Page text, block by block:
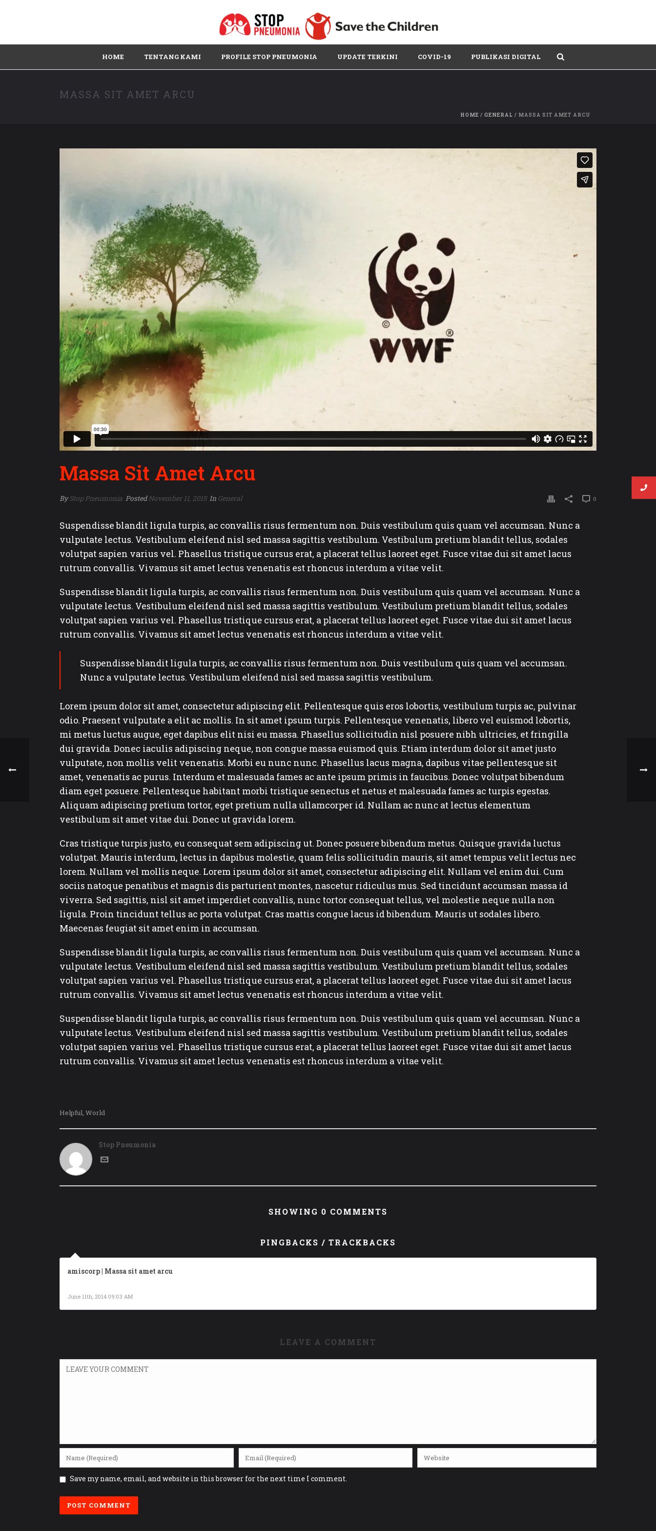
HOME TENTANG KAMI PROFILE STOP PNEUMONIA UPDATE TERKINI COVID-19 PUBLIKASI DIGITAL
MASSA SIT AMET ARCU
HOME / GENERAL / MASSA SIT AMET ARCU
Massa Sit Amet Arcu
ByStop Pneumonia PostedNovember 11, 2015 In General 0
Suspendisse blandit ligula turpis, ac convallis risus fermentum non. Duis vestibulum quis quam vel accumsan. Nunc a
vulputate lectus. Vestibulum eleifend nisl sed massa sagittis vestibulum. Vestibulum pretium blandit tellus, sodales
volutpat sapien varius vel. Phasellus tristique cursus erat, a placerat tellus laoreet eget. Fusce vitae dui sit amet lacus
rutrum convallis. Vivamus sit amet lectus venenatis est rhoncus interdum a vitae velit.
Suspendisse blandit ligula turpis, ac convallis risus fermentum non. Duis vestibulum quis quam vel accumsan. Nunc a
vulputate lectus. Vestibulum eleifend nisl sed massa sagittis vestibulum. Vestibulum pretium blandit tellus, sodales
volutpat sapien varius vel. Phasellus tristique cursus erat, a placerat tellus laoreet eget. Fusce vitae dui sit amet lacus
rutrum convallis. Vivamus sit amet lectus venenatis est rhoncus interdum a vitae velit.
Suspendisse blandit ligula turpis, ac convallis risus fermentum non. Duis vestibulum quis quam vel accumsan.
Nunc a vulputate lectus. Vestibulum eleifend nisl sed massa sagittis vestibulum.
Lorem ipsum dolor sit amet, consectetur adipiscing elit. Pellentesque quis eros lobortis, vestibulum turpis ac, pulvinar
odio. Praesent vulputate a elit ac mollis. In sit amet ipsum turpis. Pellentesque venenatis, libero vel euismod lobortis,
mi metus luctus augue, eget dapibus elit nisi eu massa. Phasellus sollicitudin nisl posuere nibh ultricies, et fringilla
dui gravida. Donec iaculis adipiscing neque, non congue massa euismod quis. Etiam interdum dolor sit amet justo
vulputate, non mollis velit venenatis. Morbi eu nunc nunc. Phasellus lacus magna, dapibus vitae pellentesque sit
amet, venenatis ac purus. Interdum et malesuada fames ac ante ipsum primis in faucibus. Donec volutpat bibendum
diam eget posuere. Pellentesque habitant morbi tristique senectus et netus et malesuada fames ac turpis egestas.
Aliquam adipiscing pretium tortor, eget pretium nulla ullamcorper id. Nullam ac nunc at lectus elementum
vestibulum sit amet vitae dui. Donec ut gravida lorem.
Cras tristique turpis justo, eu consequat sem adipiscing ut. Donec posuere bibendum metus. Quisque gravida luctus
volutpat. Mauris interdum, lectus in dapibus molestie, quam felis sollicitudin mauris, sit amet tempus velit lectus nec
lorem. Nullam vel mollis neque. Lorem ipsum dolor sit amet, consectetur adipiscing elit. Nullam vel enim dui. Cum
sociis natoque penatibus et magnis dis parturient montes, nascetur ridiculus mus. Sed tincidunt accumsan massa id
viverra. Sed sagittis, nisl sit amet imperdiet convallis, nunc tortor consequat tellus, vel molestie neque nulla non
ligula. Proin tincidunt tellus ac porta volutpat. Cras mattis congue lacus id bibendum. Mauris ut sodales libero.
Maecenas feugiat sit amet enim in accumsan.
Suspendisse blandit ligula turpis, ac convallis risus fermentum non. Duis vestibulum quis quam vel accumsan. Nunc a
vulputate lectus. Vestibulum eleifend nisl sed massa sagittis vestibulum. Vestibulum pretium blandit tellus, sodales
volutpat sapien varius vel. Phasellus tristique cursus erat, a placerat tellus laoreet eget. Fusce vitae dui sit amet lacus
rutrum convallis. Vivamus sit amet lectus venenatis est rhoncus interdum a vitae velit.
Suspendisse blandit ligula turpis, ac convallis risus fermentum non. Duis vestibulum quis quam vel accumsan. Nunc a
vulputate lectus. Vestibulum eleifend nisl sed massa sagittis vestibulum. Vestibulum pretium blandit tellus, sodales
volutpat sapien varius vel. Phasellus tristique cursus erat, a placerat tellus laoreet eget. Fusce vitae dui sit amet lacus
rutrum convallis. Vivamus sit amet lectus venenatis est rhoncus interdum a vitae velit.
Helpful World
Stop Pneumonia
SHOWING 0 COMMENTS
PINGBACKS / TRACKBACKS
amiscorp | Massa sit amet arcu
June 11th, 2014 09:03 AM
LEAVE A COMMENT
Save my name, email, and website in this browser for the next time I comment.